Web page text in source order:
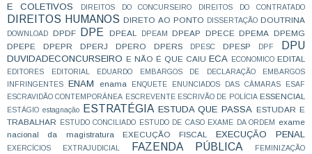
E COLETIVOS
DIREITOS DO CONCURSEIRO DIREITOS DO CONTRATADO
DIREITOS HUMANOS DIRETO AO PONTO DISSERTAÇÃO DOUTRINA
DOWNLOAD DPDF DPE DPEAL DPEAM DPEAP DPECE DPEMA DPEMG
DPEPE
DPEPR DPERJ DPERO DPERS DPESC DPESP DPF DPU
DUVIDADECONCURSEIRO E NÃO É QUE CAIU ECA ECONOMICO EDITAL
EDITORES EDITORIAL EDUARDO EMBARGOS DE DECLARAÇÃO
EMBARGOS
INFRINGENTES
ENAM enama ENQUETE ENUNCIADOS DAS CÂMARAS
ESAF
ESCRAVIDÃO CONTEMPORÂNEA ESCREVENTE ESCRIVÃO DE POLÍCIA ESSENCIAL
ESTÁGIO estagnação ESTRATÉGIA ESTUDA QUE PASSA ESTUDAR E
TRABALHAR
ESTUDO CONCILIADO ESTUDO DE CASO EXAME DA ORDEM
exame
nacional da magistratura
EXECUÇÃO FISCAL EXECUÇÃO PENAL
EXERCÍCIOS EXTRAJUDICIAL FAZENDA PÚBLICA FEMINIZAÇÃO